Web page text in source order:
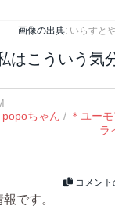
画像の出典: いらすと
はこういう気
popoちゃん / ＊ユー
ラ
コメン
です。